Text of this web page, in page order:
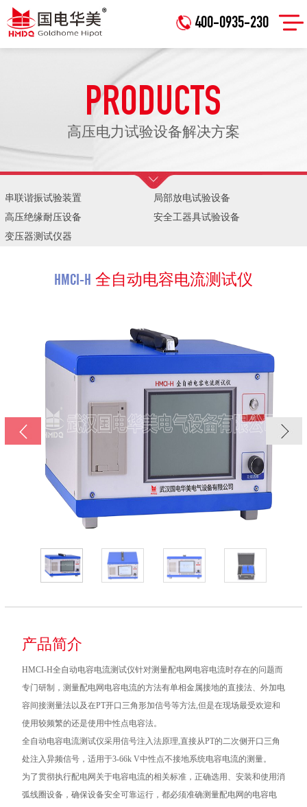
400-0935-230
PRODUCTS
高压电力试验设备解决方案
串联谐振试验装置
局部放电试验设备
高压绝缘耐压设备
安全工器具试验设备
变压器测试仪器
HMCI-H 全自动电容电流测试仪
产品简介
HMCI-H全自动电容电流测试仪针对测量配电网电容电流时存在的问题而
专门研制，测量配电网电容电流的方法有单相金属接地的直接法、外加电
容间接测量法以及在PT开口三角形加信号等方法,但是在现场最受欢迎和
使用较频繁的还是使用中性点电容法。
全自动电容电流测试仪采用信号注入法原理,直接从PT的二次侧开口三角
处注入异频信号，适用于3-66k V中性点不接地系统电容电流的测量。
为了贯彻执行配电网关于电容电流的相关标准，正确选用、安装和使用消
弧线圈设备，确保设备安全可靠运行，都必须准确测量配电网的电容电